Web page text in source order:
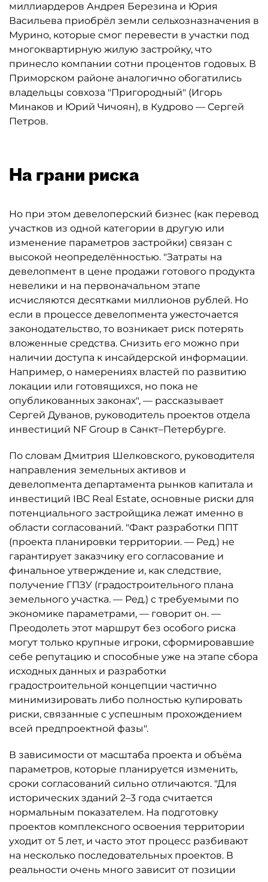
миллиардеров Андрея Березина и Юрия
Васильева приобрёл земли сельхозназначения в
Мурино, которые смог перевести в участки под
многоквартирную жилую застройку, что
принесло компании сотни процентов годовых. В
Приморском районе аналогично обогатились
владельцы совхоза "Пригородный" (Игорь
Минаков и Юрий Чичоян), в Кудрово — Сергей
Петров.
На грани риска
Но при этом девелоперский бизнес (как перевод
участков из одной категории в другую или
изменение параметров застройки) связан с
высокой неопределённостью. "Затраты на
девелопмент в цене продажи готового продукта
невелики и на первоначальном этапе
исчисляются десятками миллионов рублей. Но
если в процессе девелопмента ужесточается
законодательство, то возникает риск потерять
вложенные средства. Снизить его можно при
наличии доступа к инсайдерской информации.
Например, о намерениях властей по развитию
локации или готовящихся, но пока не
опубликованных законах", — рассказывает
Сергей Дуванов, руководитель проектов отдела
инвестиций NF Group в Санкт–Петербурге.
По словам Дмитрия Шелковского, руководителя
направления земельных активов и
девелопмента департамента рынков капитала и
инвестиций IBC Real Estate, основные риски для
потенциального застройщика лежат именно в
области согласований. "Факт разработки ППТ
(проекта планировки территории. — Ред.) не
гарантирует заказчику его согласование и
финальное утверждение и, как следствие,
получение ГПЗУ (градостроительного плана
земельного участка. — Ред.) с требуемыми по
экономике параметрами, — говорит он. —
Преодолеть этот маршрут без особого риска
могут только крупные игроки, сформировавшие
себе репутацию и способные уже на этапе сбора
исходных данных и разработки
градостроительной концепции частично
минимизировать либо полностью купировать
риски, связанные с успешным прохождением
всей предпроектной фазы".
В зависимости от масштаба проекта и объёма
параметров, которые планируется изменить,
сроки согласований сильно отличаются. "Для
исторических зданий 2–3 года считается
нормальным показателем. На подготовку
проектов комплексного освоения территории
уходит от 5 лет, и часто этот процесс разбивают
на несколько последовательных проектов. В
реальности очень много зависит от позиции